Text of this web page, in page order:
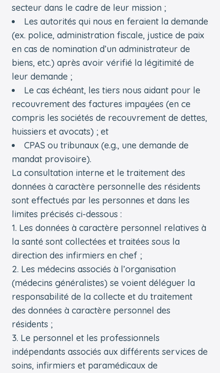
secteur dans le cadre de leur mission ;
Les autorités qui nous en feraient la demande
(ex. police, administration fiscale, justice de paix
en cas de nomination d’un administrateur de
biens, etc.) après avoir vérifié la légitimité de
leur demande ;
Le cas échéant, les tiers nous aidant pour le
recouvrement des factures impayées (en ce
compris les sociétés de recouvrement de dettes,
huissiers et avocats) ; et
CPAS ou tribunaux (e.g., une demande de
mandat provisoire).
La consultation interne et le traitement des
données à caractère personnelle des résidents
sont effectués par les personnes et dans les
limites précisés ci-dessous :
Les données à caractère personnel relatives à
la santé sont collectées et traitées sous la
direction des infirmiers en chef ;
Les médecins associés à l’organisation
(médecins généralistes) se voient déléguer la
responsabilité de la collecte et du traitement
des données à caractère personnel des
résidents ;
Le personnel et les professionnels
indépendants associés aux différents services de
soins, infirmiers et paramédicaux de